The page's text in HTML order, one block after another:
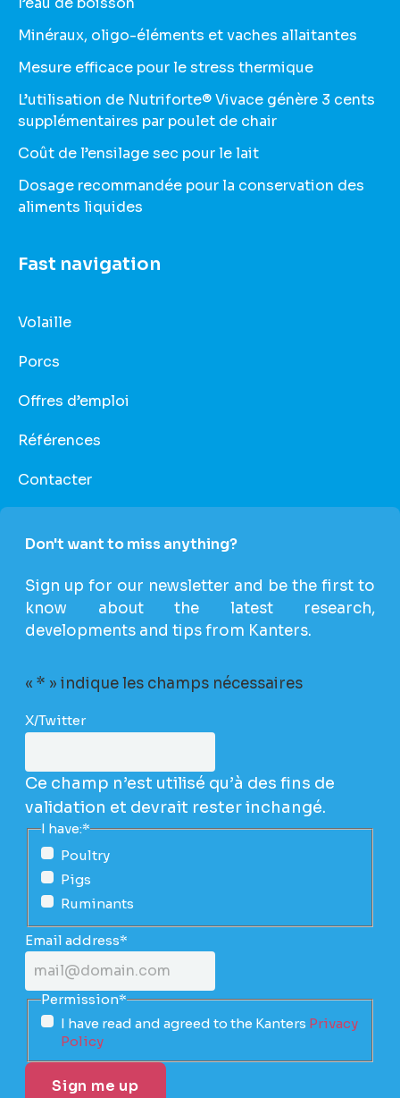
Minéraux, oligo-éléments et vaches allaitantes
Mesure efficace pour le stress thermique
L’utilisation de Nutriforte® Vivace génère 3 cents
supplémentaires par poulet de chair
Coût de l’ensilage sec pour le lait
Dosage recommandée pour la conservation des
aliments liquides
Fast navigation
Volaille
Porcs
Offres d’emploi
Références
Contacter
Don't want to miss anything?
Sign up for our newsletter and be the first to
know about the latest research,
developments and tips from Kanters.
« * » indique les champs nécessaires
X/Twitter
Ce champ n’est utilisé qu’à des fins de
validation et devrait rester inchangé.
I have:*
Poultry
Pigs
Ruminants
Email address*
Permission*
I have read and agreed to the Kanters Privacy
Policy